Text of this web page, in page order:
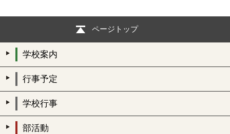
ページトップ
学校案内
行事予定
学校行事
部活動